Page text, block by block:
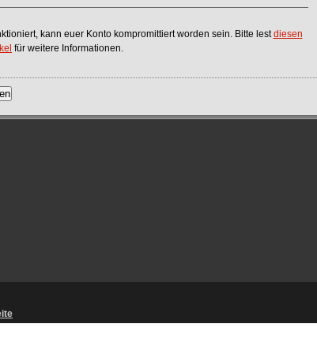
kann euer Konto kompromittiert worden sein. Bitte lestdiesen
für weitere Informationen.